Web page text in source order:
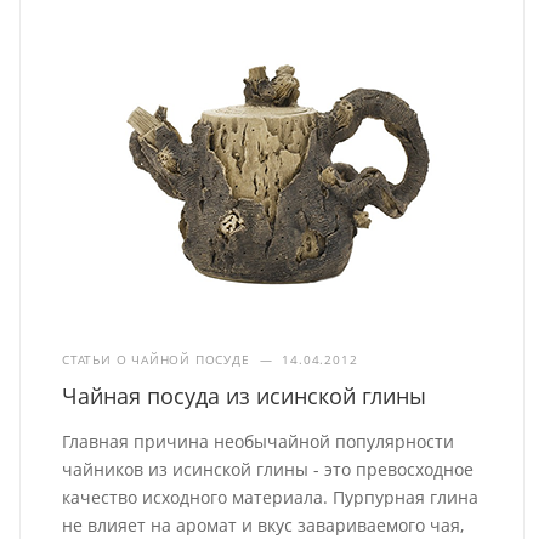
СТАТЬИ О ЧАЙНОЙ ПОСУДЕ — 14.04.2012
Чайная посуда из исинской глины
Главная причина необычайной популярности
чайников из исинской глины - это превосходное
качество исходного материала. Пурпурная глина
не влияет на аромат и вкус завариваемого чая,